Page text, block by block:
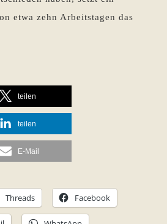
etwa zehn Arbeitstagen das
teilen
teilen
E-Mail
Threads Facebook